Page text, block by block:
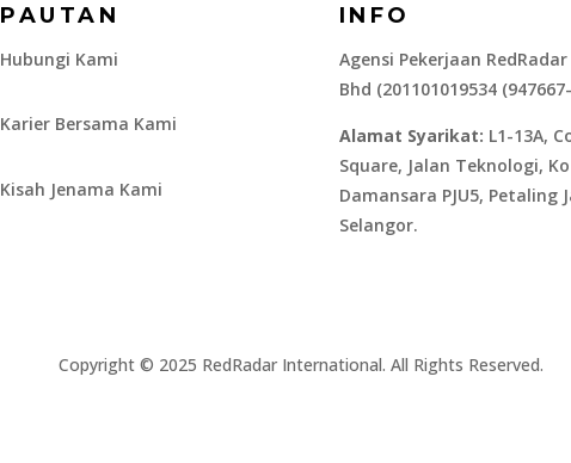
PAUTAN
Hubungi Kami
Karier Bersama Kami
Kisah Jenama Kami
INFO
Agensi Pekerjaan RedRadar
Bhd (201101019534
Alamat Syarikat: L1-13A,
Square, Jalan Teknologi,
Damansara PJU5, Petaling
Selangor.
​Copyright © 2025 RedRadar International. All Rights Reserved.